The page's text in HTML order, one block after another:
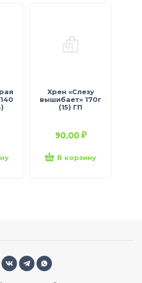
Хрен «Слезу
вышибает» 170г
(15) ГП
90,00₽
В корзину